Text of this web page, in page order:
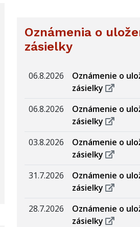
Oznámenia o
zásielky
06.8.2026
Oznámenie o
zásielky
06.8.2026
Oznámenie o
zásielky
03.8.2026
Oznámenie o
zásielky
31.7.2026
Oznámenie o
zásielky
28.7.2026
Oznámenie o
zásielky